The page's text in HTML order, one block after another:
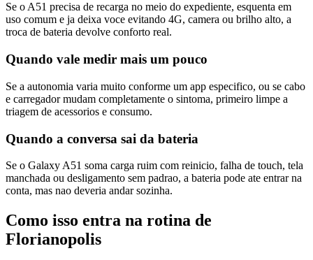
Se o A51 precisa de recarga no meio do expediente, esquenta em
uso comum e ja deixa voce evitando 4G, camera ou brilho alto, a
troca de bateria devolve conforto real.
Quando vale medir mais um pouco
Se a autonomia varia muito conforme um app especifico, ou se cabo
e carregador mudam completamente o sintoma, primeiro limpe a
triagem de acessorios e consumo.
Quando a conversa sai da bateria
Se o Galaxy A51 soma carga ruim com reinicio, falha de touch, tela
manchada ou desligamento sem padrao, a bateria pode ate entrar na
conta, mas nao deveria andar sozinha.
Como isso entra na rotina de
Florianopolis